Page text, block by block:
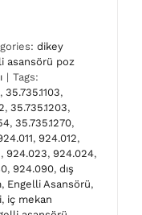
dikey
asansörü poz
| Tags:
, 35.735.1103,
, 35.735.1203,
, 35.735.1270,
, 924.012,
, 924.023, 924.024,
, 924.090, dış
, Engelli Asansörü,
, iç mekan